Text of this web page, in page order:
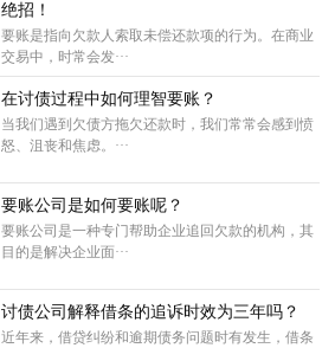
绝招！
要账是指向欠款人索取未偿还款项的行为。在商业
交易中，时常会发···
在讨债过程中如何理智要账？
当我们遇到欠债方拖欠还款时，我们常常会感到愤
怒、沮丧和焦虑。···
要账公司是如何要账呢？
要账公司是一种专门帮助企业追回欠款的机构，其
目的是解决企业面···
讨债公司解释借条的追诉时效为三年吗？
近年来，借贷纠纷和逾期债务问题时有发生，借条